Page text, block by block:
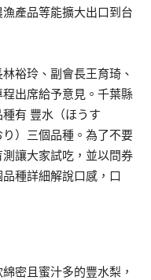
產品等能擴大出口到台
裕玲、副會長王育琦、
出席給予意見。千葉縣
有 豐水（ほうす
）三個品種。為了不要
讓大家試吃，並以問券
種詳細解說口感，口
密且蜜汁多的豐水梨，